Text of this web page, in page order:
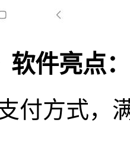
软件亮点：
付方式，